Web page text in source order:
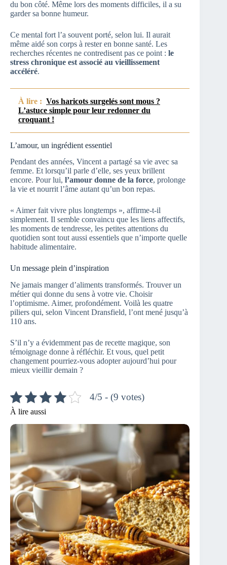
du bon côté. Même lors des moments difficiles, il a su
garder sa bonne humeur.
Ce mental fort l’a souvent porté, selon lui. Il aurait
même aidé son corps à rester en bonne santé. Les
recherches récentes ne contredisent pas ce point : le
stress chronique est associé au vieillissement
accéléré.
À lire : Vos haricots surgelés sont mous ?
L’astuce simple pour leur redonner du
croquant !
L’amour, un ingrédient essentiel
Pendant des années, Vincent a partagé sa vie avec sa
femme. Et lorsqu’il parle d’elle, ses yeux brillent
encore. Pour lui, l’amour donne de la force, prolonge
la vie et nourrit l’âme autant qu’un bon repas.
« Aimer fait vivre plus longtemps », affirme-t-il
simplement. Il semble convaincu que les liens affectifs,
les moments de tendresse, les petites attentions du
quotidien sont tout aussi essentiels que n’importe quelle
habitude alimentaire.
Un message plein d’inspiration
Ne jamais manger d’aliments transformés. Trouver un
métier qui donne du sens à votre vie. Choisir
l’optimisme. Aimer, profondément. Voilà les quatre
piliers qui, selon Vincent Dransfield, l’ont mené jusqu’à
110 ans.
S’il n’y a évidemment pas de recette magique, son
témoignage donne à réfléchir. Et vous, quel petit
changement pourriez-vous adopter aujourd’hui pour
mieux vieillir demain ?
4/5 - (9 votes)
À lire aussi